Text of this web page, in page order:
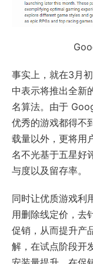
事实上，就在3月
中表示将推出全新
名算法。由于
优秀的游戏都得不
载量以外，更将用
名不光基于五星好
与度以及留存率。
同时让优质游戏利
用删除线定价，去
促销，从而提升产
解，在试点阶段开